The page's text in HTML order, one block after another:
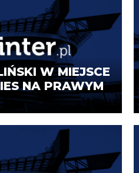
W MIEJSCE
NA PRAWYM